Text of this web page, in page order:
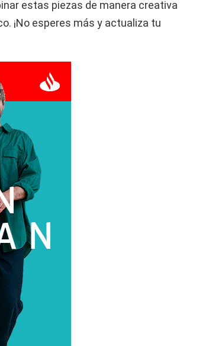
estas piezas de manera creativa
¡No esperes más y actualiza tu